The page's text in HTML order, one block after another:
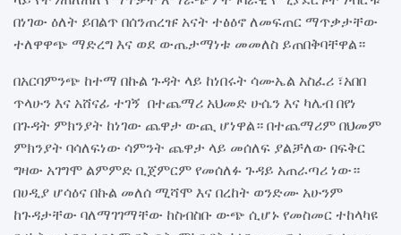
በነገው ዕለት ይበልጥ በሰንጠረዡ አናት ተፅዕኖ ለመፍጠር ማጥቃታቸው
ተለዋዋጭ ማድረግ እና ወደ ውጤታማነቱ መመለስ ይጠበቅባቸዋል።
በአርባምንጭ ከተማ በኩል ጉዳት ላይ ከነበሩት ሳሙኤል አስፈሪ ፣አበበ
ጥላሁን እና አሸናፊ ተገኝ በተጨማሪ አህመድ ሁሴን እና ካሌብ በየነ
በጉዳት ምክንያት ከነገው ጨዋታ ውጪ ሆነዋል። በተጨማሪም በህመም
ምክንያት ባሳለፍነው ሳምንት ጨዋታ ላይ መሰለፍ ያልቻለው በፍቅር
ግዛው አገግሞ ልምምድ ቢጀምርም የመሰለፉ ጉዳይ አጠራጣሪ ነው።
በሀዲያ ሆሳዕና በኩል መለሰ ሚሻሞ እና በረከት ወንድሙ አሁንም
ከጉዳታቸው ባለማገገማቸው ከስብስቡ ውጭ ሲሆኑ የመስመር ተከላካዩ